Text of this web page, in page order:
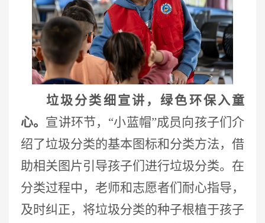
垃圾分类细宣讲，绿色环保入童
心。 宣讲环节， “小蓝帽”成员向孩子们介
绍了垃圾分类的基本图标和分类方法，借
助相关图片引导孩子们进行垃圾分类。在
分类过程中，老师和志愿者们耐心指导，
及时纠正，将垃圾分类的种子根植于孩子